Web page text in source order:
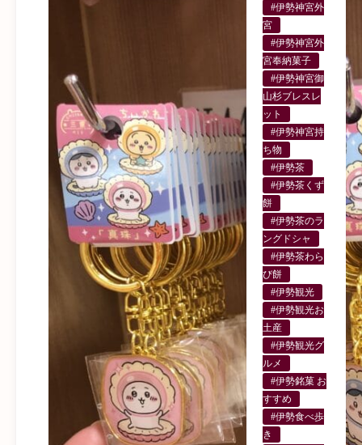
#伊勢神宮外
宮
#伊勢神宮外
宮奉納菓子
#伊勢神宮御
山杉ブレスレ
ット
#伊勢神宮持
ち物
#伊勢茶
#伊勢茶くず
餅
#伊勢茶のラ
ングドシャ
#伊勢茶わら
び餅
#伊勢観光
#伊勢観光お
土産
#伊勢観光グ
ルメ
#伊勢銘菓 お
すすめ
#伊勢食べ歩
き